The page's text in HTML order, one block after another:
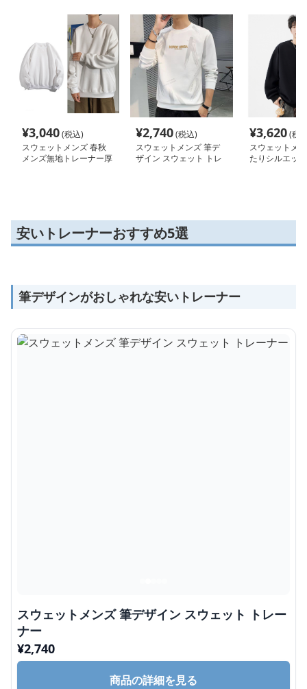
¥3,040(税込)
スウェットメンズ 春秋
メンズ無地トレーナー厚
¥2,740(税込)
スウェットメンズ 筆デ
ザイン スウェット トレ
¥3,620(税
スウェットメ
たりシルエッ
安いトレーナーおすすめ5選
筆デザインがおしゃれな安いトレーナー
スウェットメンズ 筆デザイン スウェット トレー
ナー
¥2,740
商品の詳細を見る